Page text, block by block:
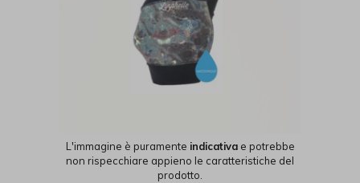
L'immagine è puramente indicativae potrebbe
non rispecchiare appieno le caratteristiche del
prodotto.